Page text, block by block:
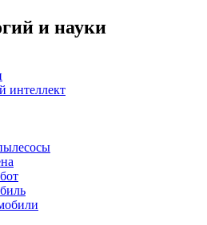
и науки
интеллект